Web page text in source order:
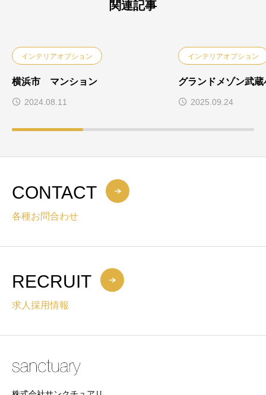
関連記事
インテリアオプション
横浜市 マンション
2024.08.11
インテリアオプション
グランドメゾン武
2025.09.24
CONTACT
各種お問合わせ
RECRUIT
求人採用情報